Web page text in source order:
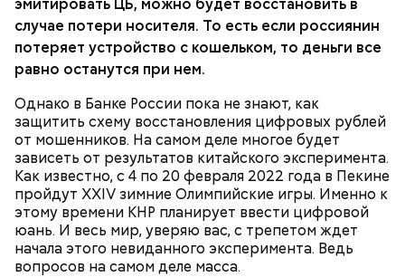
эмитировать ЦБ, можно будет восстановить в
случае потери носителя. То есть если россиянин
потеряет устройство с кошельком, то деньги все
равно останутся при нем.
Однако в Банке России пока не знают, как
защитить схему восстановления цифровых рублей
от мошенников. На самом деле многое будет
зависеть от результатов китайского эксперимента.
Как известно, с 4 по 20 февраля 2022 года в Пекине
пройдут XXIV зимние Олимпийские игры. Именно к
этому времени КНР планирует ввести цифровой
юань. И весь мир, уверяю вас, с трепетом ждет
начала этого невиданного эксперимента. Ведь
вопросов на самом деле масса.
Вторая гипотетическая опасность — хакеры.
Представьте: кто-то взламывает сервер ЦБ, где
сконцентрированы все деньги страны, и начинает
там хозяйничать! Что происходит? Экономика
просто рушится. Да и со счетом отдельного
гражданина нет никакой ясности. Вот, допустим,
потерял он смартфон, с которого управлял своими
деньгами. А кто-то этот смартфон нашел. Или
специально украл, чтобы снять деньги. И как быть?
Совершенно непонятно.
ЦБ РФ РУБЛЬ